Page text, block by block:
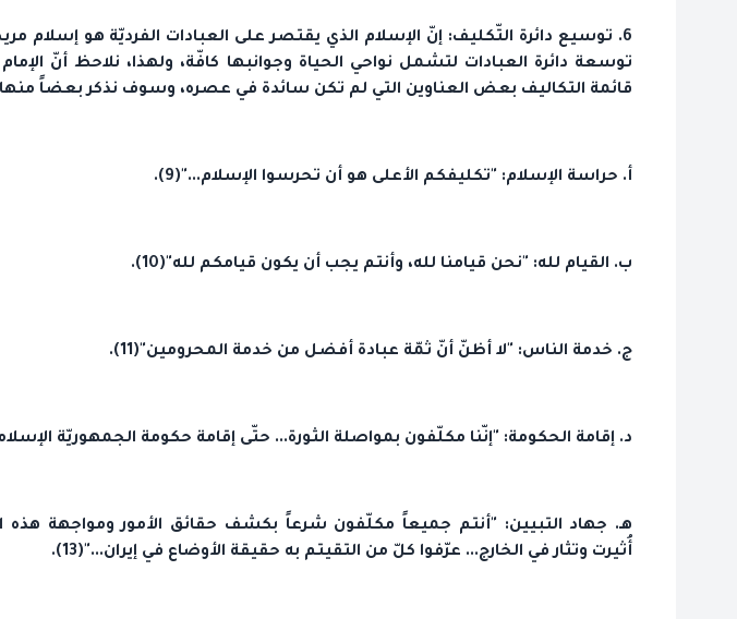
6. توسيع دائرة التّكليف: إنّ الإسلام الذي يقتصر على العبادات الفرديّة هو إسلام
توسعة دائرة العبادات لتشمل نواحي الحياة وجوانبها كافّة، ولهذا، نلاحظ أنّ
قائمة التكاليف بعض العناوين التي لم تكن سائدة في عصره، وسوف نذكر بعضاً
أ. حراسة الإسلام: "تكليفكم الأعلى هو أن تحرسوا الإسلام..."(9).
ب. القيام لله: "نحن قيامنا لله، وأنتم يجب أن يكون قيامكم لله"(10).
ج. خدمة الناس: "لا أظنّ أنّ ثمّة عبادة أفضل من خدمة المحرومين"(11).
د. إقامة الحكومة: "إنّنا مكلّفون بمواصلة الثورة... حتّى إقامة حكومة الجمهوريّة
هـ. جهاد التبيين: "أنتم جميعاً مكلّفون شرعاً بكشف حقائق الأمور ومواجهة هذه
أُثيرت وتثار في الخارج... عرّفوا كلّ من التقيتم به حقيقة الأوضاع في إيران..."(13).